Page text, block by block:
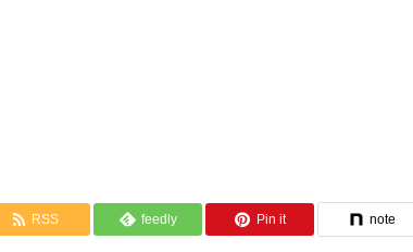
RSS feedly Pin it note